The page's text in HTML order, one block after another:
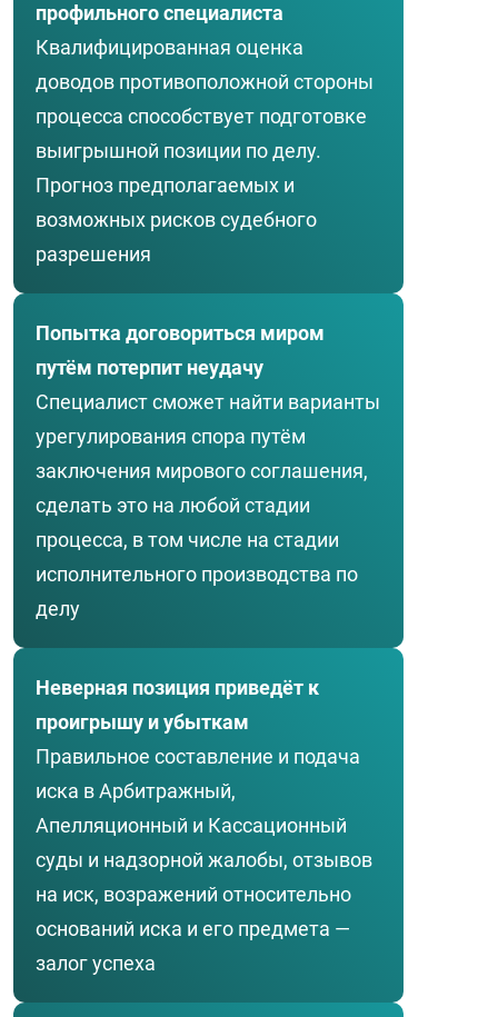
профильного специалиста
Квалифицированная оценка
доводов противоположной стороны
процесса способствует подготовке
выигрышной позиции по делу.
Прогноз предполагаемых и
возможных рисков судебного
разрешения
Попытка договориться миром
путём потерпит неудачу
Специалист сможет найти варианты
урегулирования спора путём
заключения мирового соглашения,
сделать это на любой стадии
процесса, в том числе на стадии
исполнительного производства по
делу
Неверная позиция приведёт к
проигрышу и убыткам
Правильное составление и подача
иска в Арбитражный,
Апелляционный и Кассационный
суды и надзорной жалобы, отзывов
на иск, возражений относительно
оснований иска и его предмета —
залог успеха